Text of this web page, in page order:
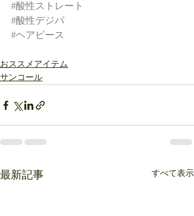
#酸性ストレート
#酸性デジパ
#ヘアピース
おススメアイテム
サンコール
最新記事 すべて表示